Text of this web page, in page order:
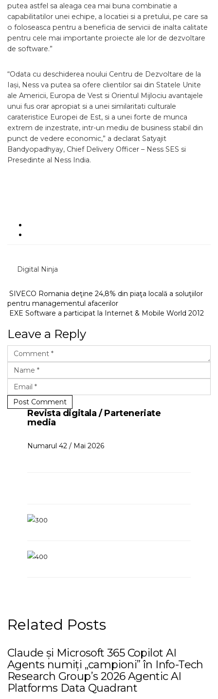
putea astfel sa aleaga cea mai buna combinatie a
capabilitatilor unei echipe, a locatiei si a pretului, pe care sa
o foloseasca pentru a beneficia de servicii de inalta calitate
pentru cele mai importante proiecte ale lor de dezvoltare
de software.”
“Odata cu deschiderea noului Centru de Dezvoltare de la
Iași, Ness va putea sa ofere clientilor sai din Statele Unite
ale Americii, Europa de Vest si Orientul Mijlociu avantajele
unui fus orar apropiat si a unei similaritati culturale
carateristice Europei de Est, si a unei forte de munca
extrem de inzestrate, intr-un mediu de business stabil din
punct de vedere economic,” a declarat Satyajit
Bandyopadhyay, Chief Delivery Officer – Ness SES si
Presedinte al Ness India.
Digital Ninja
SIVECO Romania deţine 24,8% din piaţa locală a soluţiilor
pentru managementul afacerilor
EXE Software a participat la Internet & Mobile World 2012
Leave a Reply
Post Comment
Revista digitala / Parteneriate
media
Numarul 42 / Mai 2026
Related Posts
Claude și Microsoft 365 Copilot AI
Agents numiți „campioni” în Info-Tech
Research Group’s 2026 Agentic AI
Platforms Data Quadrant